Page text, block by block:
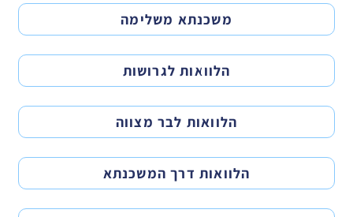
משכנתא משלימה
הלוואות לגרושות
הלוואות לבר מצווה
הלוואות דרך המשכנתא